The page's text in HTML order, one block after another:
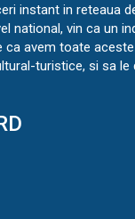
instant in reteaua
national, vin ca un
ca avem toate
turistice, si sa le